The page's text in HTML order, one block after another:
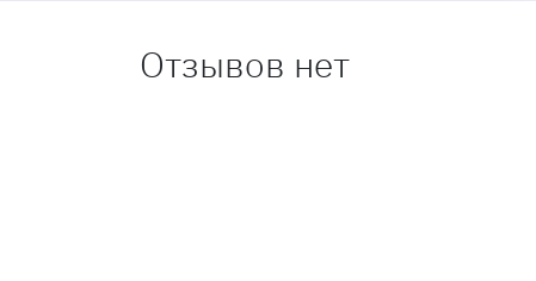
Отзывов нет